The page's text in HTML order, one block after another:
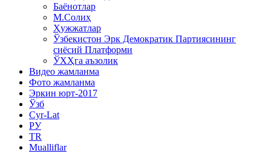
Баёнотлар
М.Солиҳ
Ҳужжатлар
Ўзбекистон Эрк Демократик Партиясининг
сиёсий Платформи
ЎХҲга аъзолик
Видео жамланма
Фото жамланма
Эркин юрт-2017
Ўзб
Cyr-Lat
РУ
TR
Mualliflar